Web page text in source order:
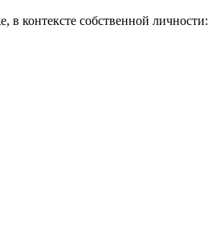
в контексте собственной личности: